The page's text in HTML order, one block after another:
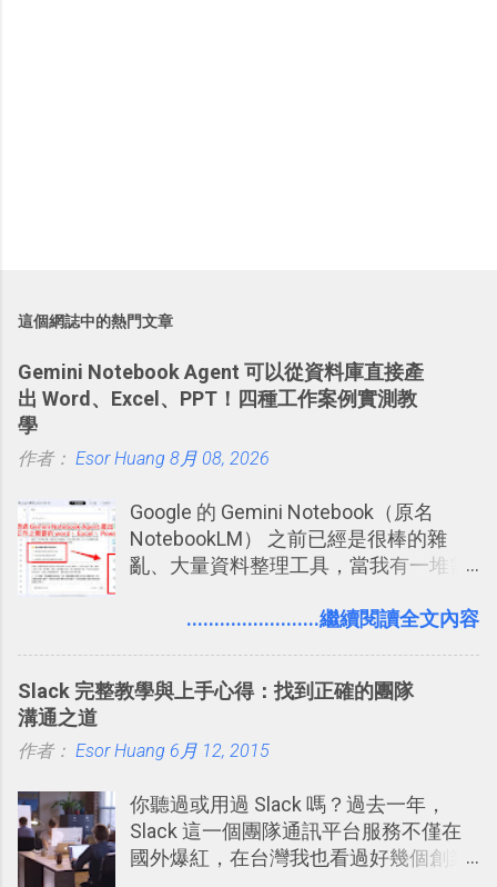
這個網誌中的熱門文章
Gemini Notebook Agent 可以從資料庫直接產
出 Word、Excel、PPT！四種工作案例實測教
學
作者： Esor Huang 8月 08, 2026
Google 的 Gemini Notebook（原名
NotebookLM） 之前已經是很棒的雜
亂、大量資料整理工具，當我有一堆需
量格式不一的混亂工作文件需要彙整，
Codex 這樣的 AI 工作作進階處理。
........................繼續閱讀全文內容
Slack 完整教學與上手心得：找到正確的團隊
溝通之道
作者： Esor Huang 6月 12, 2015
你聽過或用過 Slack 嗎？過去一年，
Slack 這一個團隊通訊平台服務不僅在
國外爆紅，在台灣我也看過好幾個創業